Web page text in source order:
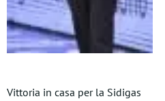
Vittoria in casa per la Sidigas